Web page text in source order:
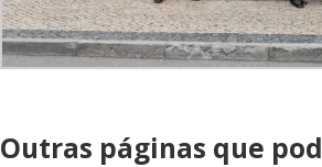
Outras páginas que